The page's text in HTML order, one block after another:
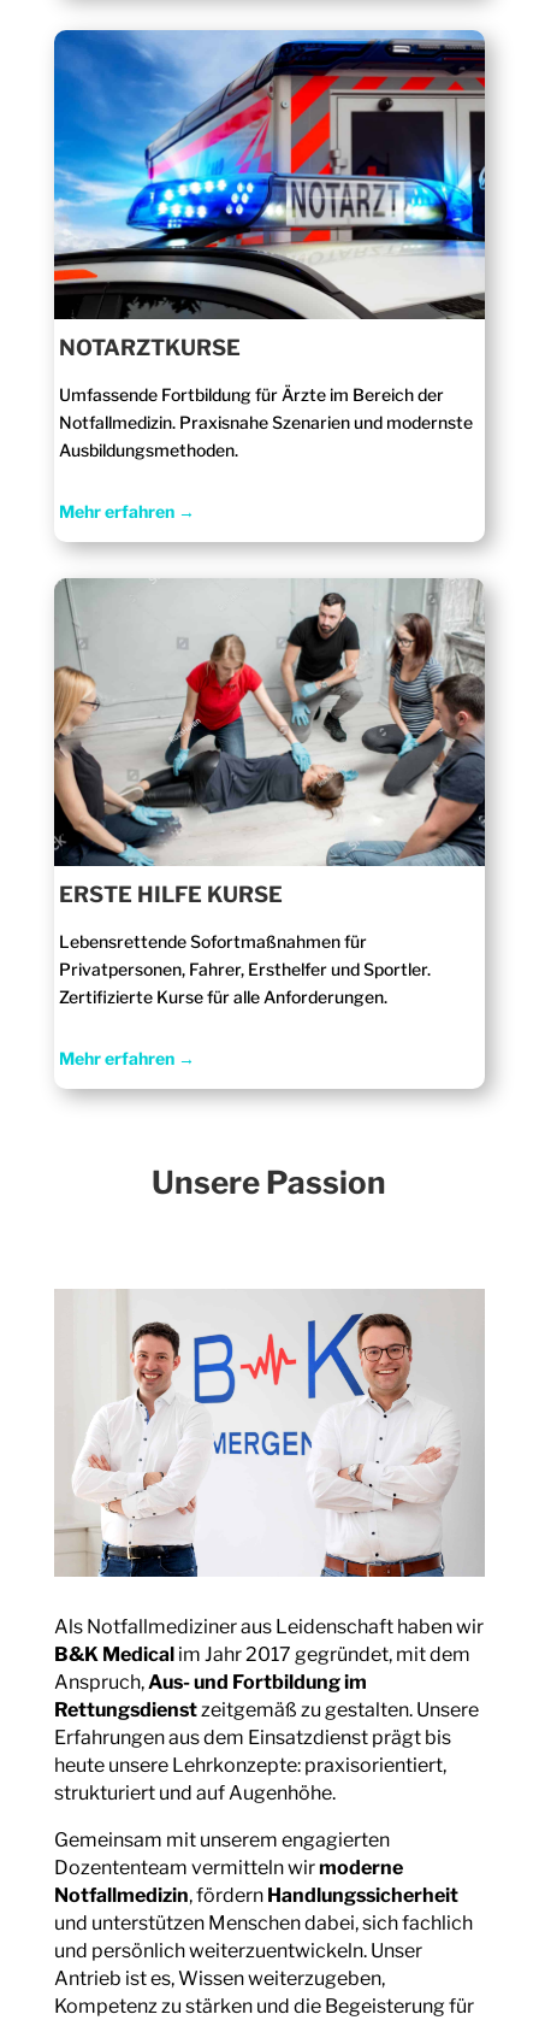
NOTARZTKURSE
Umfassende Fortbildung für Ärzte im Bereich der
Notfallmedizin. Praxisnahe Szenarien und modernste
Ausbildungsmethoden.
Mehr erfahren →
ERSTE HILFE KURSE
Lebensrettende Sofortmaßnahmen für
Privatpersonen, Fahrer, Ersthelfer und Sportler.
Zertifizierte Kurse für alle Anforderungen.
Mehr erfahren →
Unsere Passion
Als Notfallmediziner aus Leidenschaft haben wir
B&K Medicalim Jahr 2017 gegründet, mit dem
Anspruch,Aus- und Fortbildung im
Rettungsdienstzeitgemäß zu gestalten. Unsere
Erfahrungen aus dem Einsatzdienst prägt bis
heute unsere Lehrkonzepte: praxisorientiert,
strukturiert und auf Augenhöhe.
Gemeinsam mit unserem engagierten
Dozententeam vermitteln wirmoderne
Notfallmedizin, fördern Handlungssicherheit
und unterstützen Menschen dabei, sich fachlich
und persönlich weiterzuentwickeln. Unser
Antrieb ist es, Wissen weiterzugeben,
Kompetenz zu stärken und die Begeisterung für